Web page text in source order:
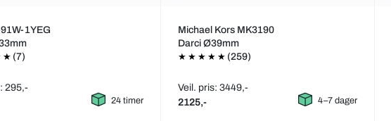
1YEG
(7)
295,-
24 timer
Michael Kors MK3190
Darci Ø39mm
(259)
Veil. pris: 3449,-
2125,- 4–7 dager